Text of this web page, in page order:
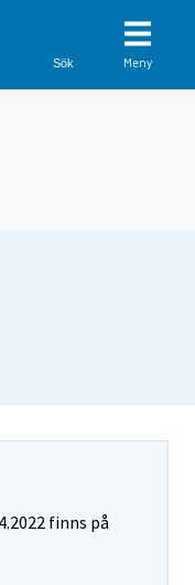
Sök Meny
finns på